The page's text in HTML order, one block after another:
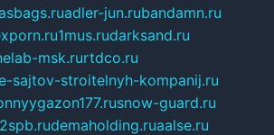
adler-jun.rubandamn.ru
1mus.rudarksand.ru
msk.rurtdco.ru
sajtov-stroitelnyh-kompanij.ru
snow-guard.ru
demaholding.ruaalse.ru